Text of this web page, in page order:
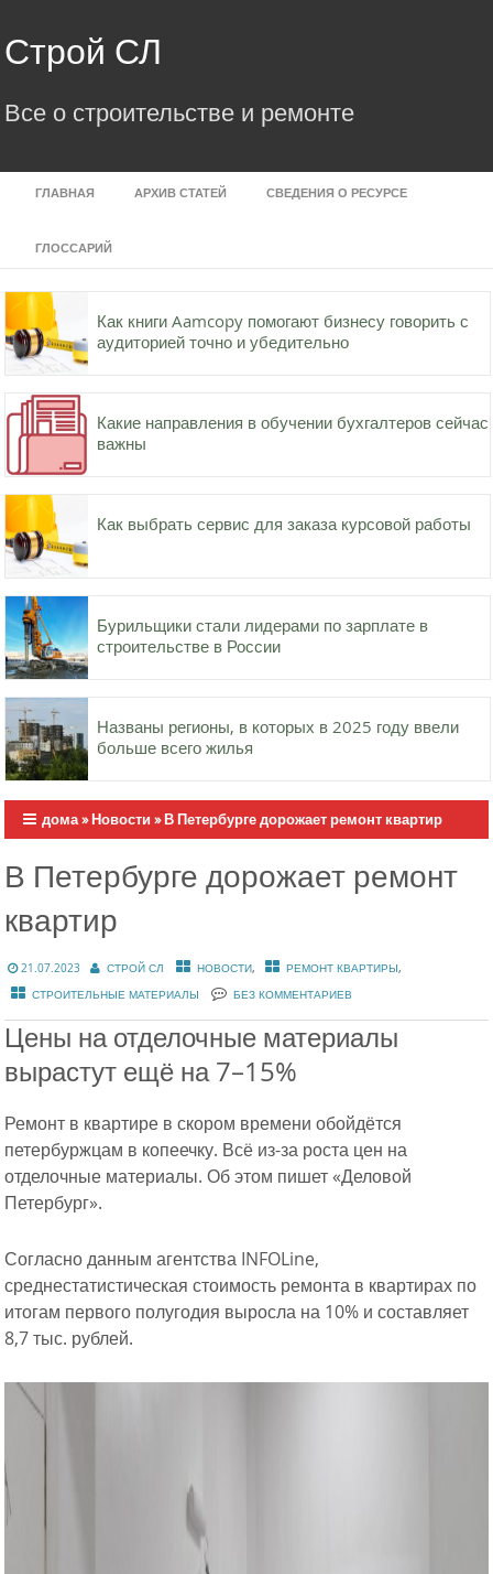
to
content
Строй СЛ
Все о строительстве и ремонте
ГЛАВНАЯ АРХИВ СТАТЕЙ СВЕДЕНИЯ О РЕСУРСЕ
ГЛОССАРИЙ
Как книги Aamcopy помогают бизнесу говорить с
аудиторией точно и убедительно
Какие направления в обучении бухгалтеров сейчас
важны
Как выбрать сервис для заказа курсовой работы
Бурильщики стали лидерами по зарплате в
строительстве в России
Названы регионы, в которых в 2025 году ввели
больше всего жилья
дома»Новости »В Петербурге дорожает ремонт квартир
В Петербурге дорожает ремонт
квартир
21.07.2023 СТРОЙ СЛ НОВОСТИ, РЕМОНТ КВАРТИРЫ,
СТРОИТЕЛЬНЫЕ МАТЕРИАЛЫ БЕЗ КОММЕНТАРИЕВ
Цены на отделочные материалы
вырастут ещё на 7–15%
Ремонт в квартире в скором времени обойдётся
петербуржцам в копеечку. Всё из-за роста цен на
отделочные материалы. Об этом пишет «Деловой
Петербург».
Согласно данным агентства INFOLine,
среднестатистическая стоимость ремонта в квартирах по
итогам первого полугодия выросла на 10% и составляет
8,7 тыс. рублей.